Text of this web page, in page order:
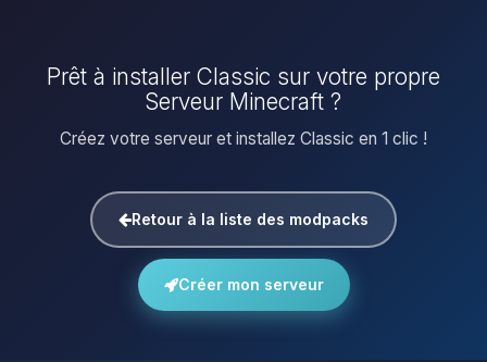
Prêt à installer Classic sur votre propre
Serveur Minecraft ?
Créez votre serveur et installez Classic en 1 clic !
Retour à la liste des modpacks
Créer mon serveur